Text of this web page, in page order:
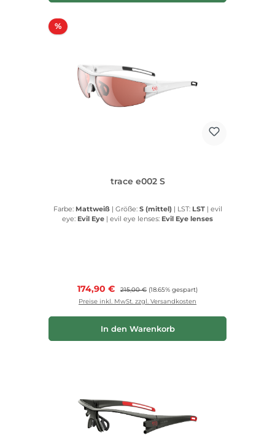
%Rabatt
trace e002 S
Farbe: Mattweiß | Größe: S (mittel) | LST: LST |
eye: Evil Eye | evil eye lenses: Evil Eye lenses
Verkaufspreis:
174,90 € Regulärer Preis:
215,00 € (18.65% gespart)
Preise inkl. MwSt. zzgl. Versandkosten
In den Warenkorb